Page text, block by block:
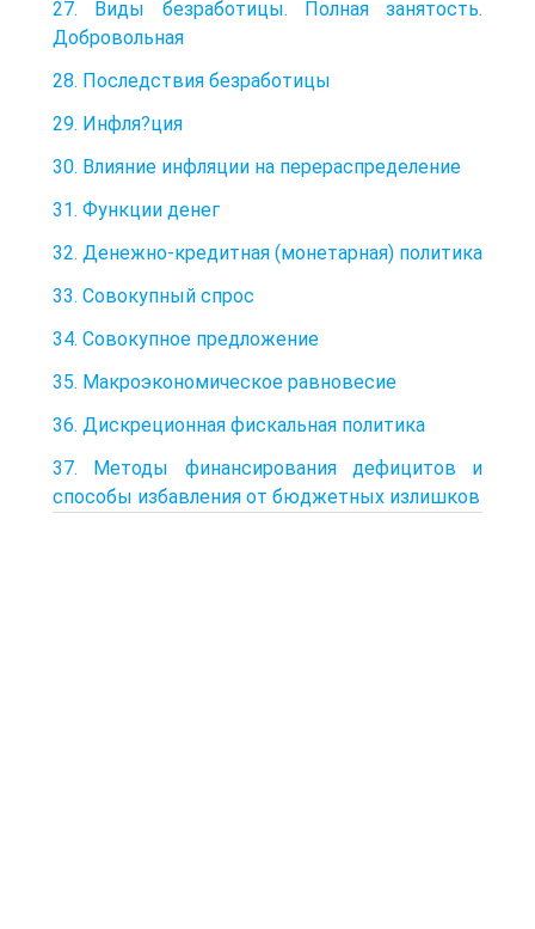
27. Виды безработицы. Полная занятость.
Добровольная
28. Последствия безработицы
29. Инфля?ция
30. Влияние инфляции на перераспределение
31. Функции денег
32. Денежно-кредитная (монетарная) политика
33. Совокупный спрос
34. Совокупное предложение
35. Макроэкономическое равнове­сие
36. Дискреционная фискальная политика
37. Методы финансирования дефицитов и
способы избавления от бюджетных излишков